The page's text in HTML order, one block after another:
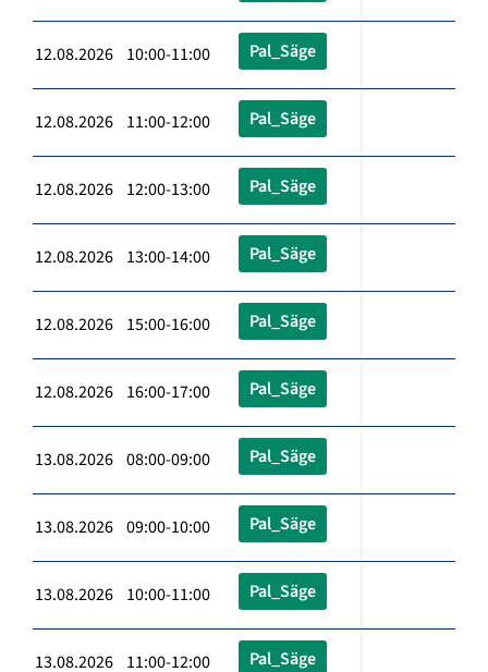
12.08.2026 10:00-11:00 Pal_Säge
12.08.2026 11:00-12:00 Pal_Säge
12.08.2026 12:00-13:00 Pal_Säge
12.08.2026 13:00-14:00 Pal_Säge
12.08.2026 15:00-16:00 Pal_Säge
12.08.2026 16:00-17:00 Pal_Säge
13.08.2026 08:00-09:00 Pal_Säge
13.08.2026 09:00-10:00 Pal_Säge
13.08.2026 10:00-11:00 Pal_Säge
13.08.2026 11:00-12:00 Pal_Säge